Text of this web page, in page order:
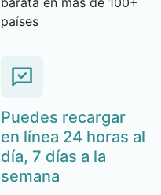
países
Puedes recargar
en línea 24 horas al
día, 7 días a la
semana